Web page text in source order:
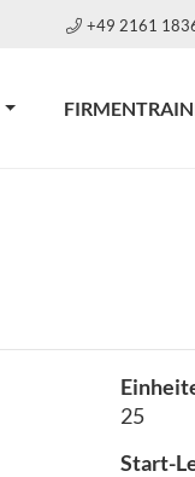
+49 2161
25
Start-